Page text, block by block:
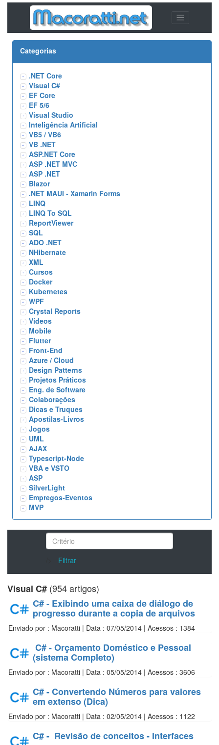
Categorias
.NET Core
Visual C#
EF Core
EF 5/6
Visual Studio
Inteligência Artificial
VB5 / VB6
VB .NET
ASP.NET Core
ASP .NET MVC
ASP .NET
Blazor
.NET MAUI - Xamarin Forms
LINQ
LINQ To SQL
ReportViewer
SQL
ADO .NET
NHibernate
XML
Cursos
Docker
Kubernetes
WPF
Crystal Reports
Vídeos
Mobile
Flutter
Front-End
Azure / Cloud
Design Patterns
Projetos Práticos
Eng. de Software
Colaborações
Dicas e Truques
Apostilas-Livros
Jogos
UML
AJAX
Typescript-Node
VBA e VSTO
ASP
SilverLight
Empregos-Eventos
MVP
Filtrar
Visual C# (954 artigos)
C# - Exibindo uma caixa de diálogo de
progresso durante a copia de arquivos
Enviado por : Macoratti | Data : 07/05/2014 | Acessos : 1384
C# - Orçamento Doméstico e Pessoal
(sistema Completo)
Enviado por : Macoratti | Data : 05/05/2014 | Acessos : 3606
C# - Convertendo Números para valores
em extenso (Dica)
Enviado por : Macoratti | Data : 02/05/2014 | Acessos : 1122
C# - Revisão de conceitos - Interfaces